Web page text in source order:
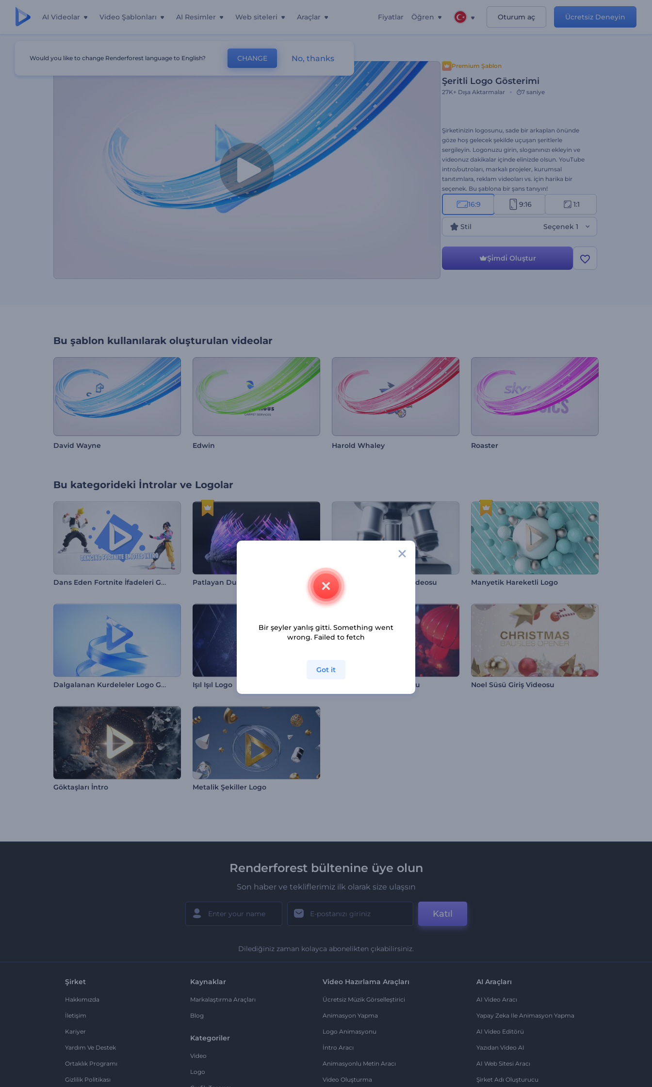
AI Videolar Video Şablonları AI Resimler Web siteleri Araçlar Fiyatlar Öğren Oturum aç Ücretsiz Deneyin
Premium Şablon
Şeritli Logo Gösterimi
27K+ Dışa Aktarmalar 7 saniye
Şirketinizin logosunu, sade bir arkaplan önünde
göze hoş gelecek şekilde uçuşan şeritlerle
sergileyin. Logonuzu girin, sloganınızı ekleyin ve
videonuz dakikalar içinde elinizde olsun. YouTube
intro/outroları, markalı projeler, kurumsal
tanıtımlara, reklam videoları vs. için harika bir
seçenek. Bu şablona bir şans tanıyın!
16:9 9:16 1:1
Stil Seçenek 1
Şi̇mdi̇ Oluştur
Bu şablon kullanılarak oluşturulan videolar
David Wayne Edwin Harold Whaley Roaster
Bu kategorideki İntrolar ve Logolar
Dans Eden Fortnite İfadeleri Girişi Mikroskop Lensi Giriş Videosu Manyetik Hareketli Logo
Dalgalanan Kurdeleler Logo Gösterimi Işıl Işıl Logo Çin Yeni Yılı Giriş Videosu Noel Süsü Giriş Videosu
Göktaşları İntro Metalik Şekiller Logo
Renderforest bültenine üye olun
Son haber ve tekliflerimiz ilk olarak size ulaşsın
Katıl
Dilediğiniz zaman kolayca abonelikten çıkabilirsiniz.
Şirket
Hakkımızda
İletişim
Kariyer
Yardım Ve Destek
Ortaklık Programı
Gizlilik Politikası
Kaynaklar
Markalaştırma Araçları
Blog
Kategoriler
Video
Logo
Video Hazırlama Araçları
Ücretsiz Müzik Görselleştirici
Animasyon Yapma
Logo Animasyonu
İntro Aracı
Animasyonlu Metin Aracı
Video Oluşturma
AI Araçları
AI Video Aracı
Yapay Zeka Ile Animasyon Yapma
AI Video Editörü
Yazıdan Video AI
AI Web Sitesi Aracı
Şirket Adı Oluşturucu
Would you like to change Renderforest language to English? CHANGE No, thanks
Bir şeyler yanlış gitti. Something went
wrong. Failed to fetch
Got it